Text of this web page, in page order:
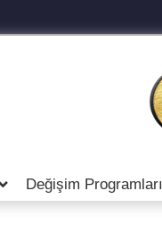
Değişim Programları